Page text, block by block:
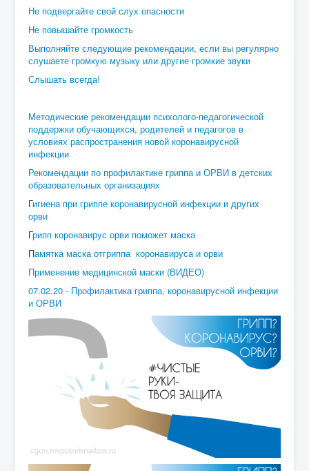
Не подвергайте свой слух опасности
Не повышайте громкость
Выполняйте следующие рекомендации, если вы регулярно
слушаете громкую музыку или другие громкие звуки
Слышать всегда!
Методические рекомендации психолого-педагогической
поддержки обучающихся, родителей и педагогов в
условиях распространения новой коронавирусной
инфекции
Рекомендации по профилактике гриппа и ОРВИ в детских
образовательных организациях
Гигиена при гриппе коронавирусной инфекции и других
орви
Грипп коронавирус орви поможет маска
Памятка маска отгриппа коронавируса и орви
Применение медицинской маски (ВИДЕО)
07.02.20 - Профилактика гриппа, коронавирусной инфекции
и ОРВИ